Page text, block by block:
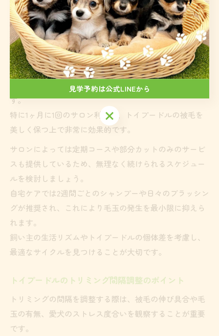
理想的なトイプードルのトリミングサイクル解説
理想的なトリミングサイクルは、サロンでのカットを3〜
6週間ごとに設定し、その合間に自宅でのシャンプーやブ
ラッシングを取り入れることです。
このスケジュールを守ることで、毛玉やもつれの発生を
抑え、トリミングサロンでの作業もスムーズになりま
す。
特に1ヶ月に1回のサロン利用は、トイプードルの被毛を
美しく保つ上で非常に効果的です。
サロンによっては定期コースや部分カットのみのサービ
スも提供しているため、無理なく続けられるスケジュー
ルを検討しましょう。
自宅ケアでは2週間ごとのシャンプーや日々のブラッシン
グが推奨され、これにより毛玉の発生を最小限に抑えら
れます。
飼い主の生活リズムやトイプードルの個体差を考慮し、
最適なサイクルを見つけることが大切です。
トイプードルのトリミング間隔調整のポイント
トリミングの間隔を調整する際は、被毛の伸び具合や毛
玉の有無、愛犬のストレス度合いを観察することが重要
です。
見学予約は公式LINEから
見学予約は公式LINEから